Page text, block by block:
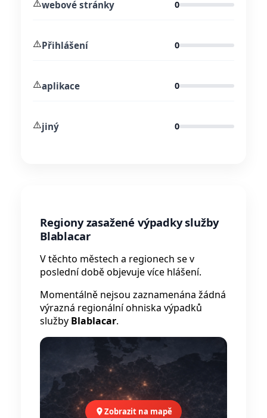
⚠️webové stránky 0
⚠️Přihlášení 0
⚠️aplikace 0
⚠️jiný 0
Regiony zasažené výpadky služby
Blablacar
V těchto městech a regionech se v
poslední době objevuje více hlášení.
Momentálně nejsou zaznamenána žádná
výrazná regionální ohniska výpadků
služby Blablacar.
Zobrazit na mapě